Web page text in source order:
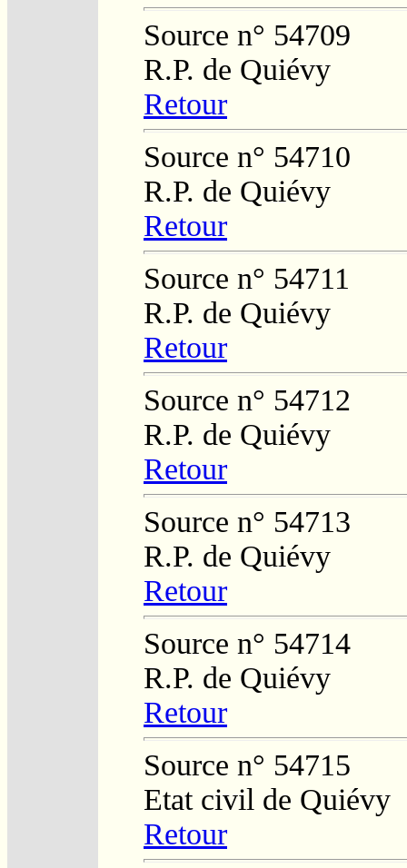
Source n° 54709
R.P. de Quiévy
Retour
Source n° 54710
R.P. de Quiévy
Retour
Source n° 54711
R.P. de Quiévy
Retour
Source n° 54712
R.P. de Quiévy
Retour
Source n° 54713
R.P. de Quiévy
Retour
Source n° 54714
R.P. de Quiévy
Retour
Source n° 54715
Etat civil de Quiévy
Retour